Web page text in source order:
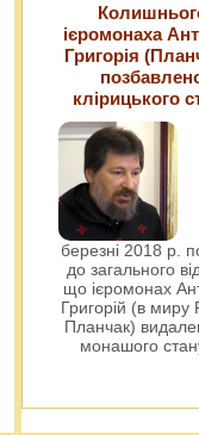
ієромонаха
Григорія
клірицького
березні 2018 р.
до загального
що ієромонах
Григорій (в миру
Планчак)
монашого